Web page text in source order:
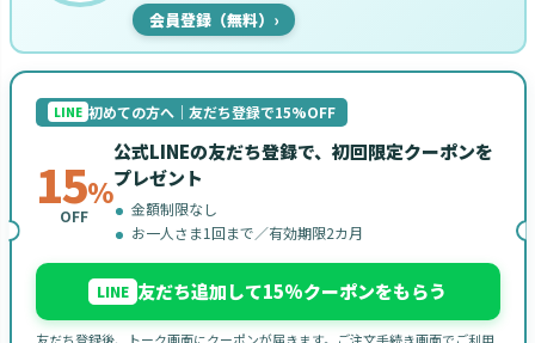
会員登録（無料） ›
LINE 初めての方へ｜友だち登録で15%OFF
15%
OFF
公式LINEの友だち登録で、初回限定クーポンを
プレゼント
金額制限なし
お一人さま1回まで／有効期限2カ月
LINE 友だち追加して15%クーポンをもらう
友だち登録後、トーク画面にクーポンが届きます。ご注文手続き画面でご利用